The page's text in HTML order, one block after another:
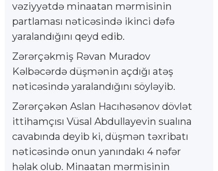
vəziyyətdə minaatan mərmisinin
partlaması nəticəsində ikinci dəfə
yaralandığını qeyd edib.
Zərərçəkmiş Rəvan Muradov
Kəlbəcərdə düşmənin açdığı atəş
nəticəsində yaralandığını söyləyib.
Zərərçəkən Aslan Hacıhəsənov dövlət
ittihamçısı Vüsal Abdullayevin sualına
cavabında deyib ki, düşmən təxribatı
nəticəsində onun yanındakı 4 nəfər
həlak olub. Minaatan mərmisinin